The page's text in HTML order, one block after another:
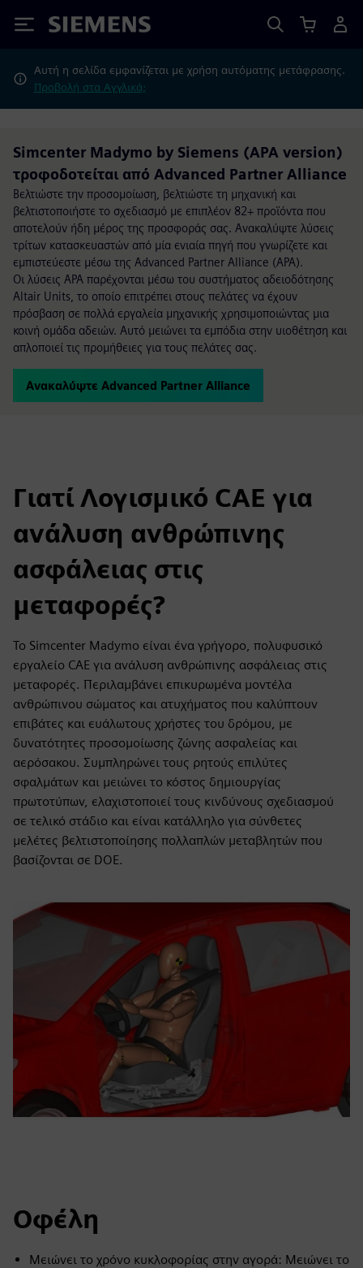
Siemens
Αυτή η σελίδα εμφανίζεται με χρήση αυτόματης μετάφρασης.
Προβολή στα Αγγλικά;
Simcenter Madymo by Siemens (APA version)
τροφοδοτείται από Advanced Partner Alliance
Βελτιώστε την προσομοίωση, βελτιώστε τη μηχανική και
βελτιστοποιήστε το σχεδιασμό με επιπλέον 82+ προϊόντα που
αποτελούν ήδη μέρος της προσφοράς σας. Ανακαλύψτε λύσεις
τρίτων κατασκευαστών από μία ενιαία πηγή που γνωρίζετε και
εμπιστεύεστε μέσω της Advanced Partner Alliance (APA).
Οι λύσεις APA παρέχονται μέσω του συστήματος αδειοδότησης
Altair Units, το οποίο επιτρέπει στους πελάτες να έχουν
πρόσβαση σε πολλά εργαλεία μηχανικής χρησιμοποιώντας μια
κοινή ομάδα αδειών. Αυτό μειώνει τα εμπόδια στην υιοθέτηση και
απλοποιεί τις προμήθειες για τους πελάτες σας.
Ανακαλύψτε Advanced Partner Alliance
Γιατί Λογισμικό CAE για
ανάλυση ανθρώπινης
ασφάλειας στις
μεταφορές?
Το Simcenter Madymo είναι ένα γρήγορο, πολυφυσικό
εργαλείο CAE για ανάλυση ανθρώπινης ασφάλειας στις
μεταφορές. Περιλαμβάνει επικυρωμένα μοντέλα
ανθρώπινου σώματος και ατυχήματος που καλύπτουν
επιβάτες και ευάλωτους χρήστες του δρόμου, με
δυνατότητες προσομοίωσης ζώνης ασφαλείας και
αερόσακου. Συμπληρώνει τους ρητούς επιλύτες
σφαλμάτων και μειώνει το κόστος δημιουργίας
πρωτοτύπων, ελαχιστοποιεί τους κινδύνους σχεδιασμού
σε τελικό στάδιο και είναι κατάλληλο για σύνθετες
μελέτες βελτιστοποίησης πολλαπλών μεταβλητών που
βασίζονται σε DOE.
Οφέλη
Μειώνει το χρόνο κυκλοφορίας στην αγορά: Μειώνει το